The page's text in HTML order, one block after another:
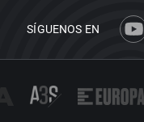
SÍGUENOS EN